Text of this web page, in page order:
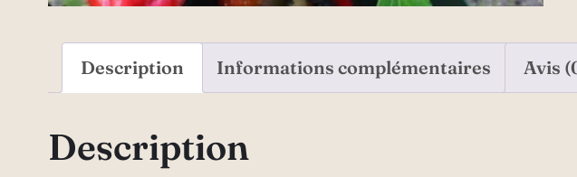
Description Informations complémentaires Avis
Description